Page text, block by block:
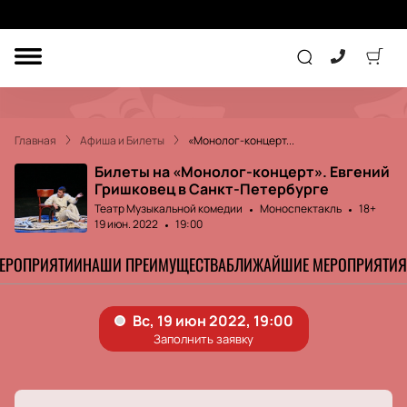
ДРУГОЕ
ПОДАРОЧНЫЕ
СЕРТИФИКАТЫ
Комедия
Главная Афиша и Билеты «Монолог-концерт...
Билеты на «Монолог-концерт». Евгений
Гришковец в Санкт-Петербурге
Театр Музыкальной комедии Моноспектакль
18+
19 июн. 2022
19:00
НАШИ ПРЕИМУЩЕСТВАБЛИЖАЙШИЕ МЕРОПРИЯТИЯ